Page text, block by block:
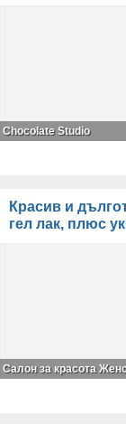
Chocolate Studio
Красив и
гел лак, плюс
Салон за красота